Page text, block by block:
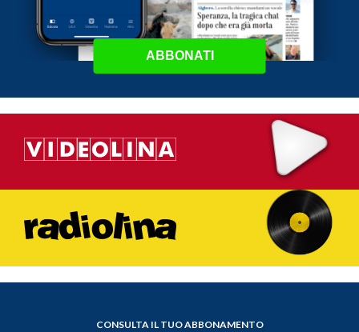
ABBONATI
CONSULTA IL TUO ABBONAMENTO